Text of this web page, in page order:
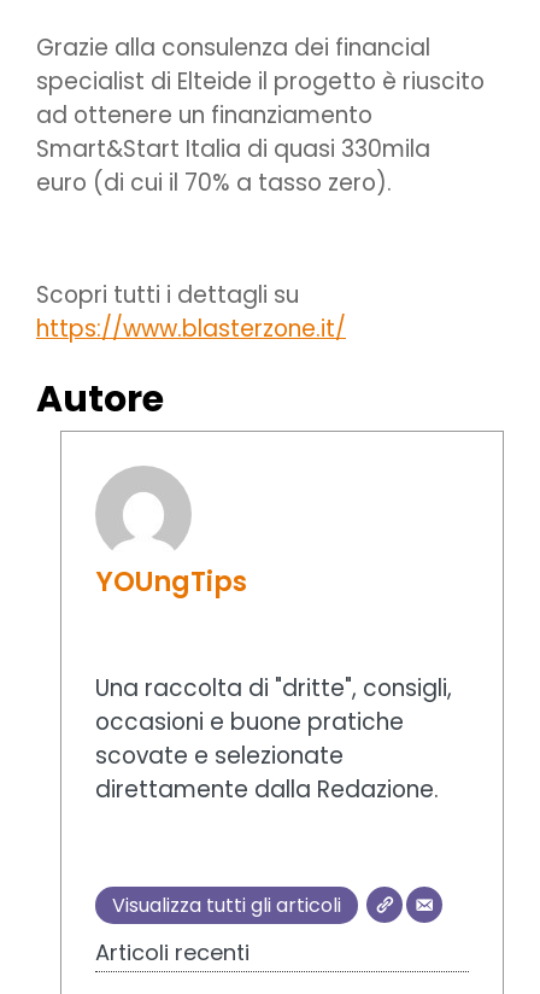
Grazie alla consulenza dei financial
specialist di Elteide il progetto è riuscito
ad ottenere un finanziamento
Smart&Start Italia di quasi 330mila
euro (di cui il 70% a tasso zero).
Scopri tutti i dettagli su
https://www.blasterzone.it/
Autore
YOUngTips
Una raccolta di "dritte", consigli,
occasioni e buone pratiche
scovate e selezionate
direttamente dalla Redazione.
Visualizza tutti gli articoli
Articoli recenti